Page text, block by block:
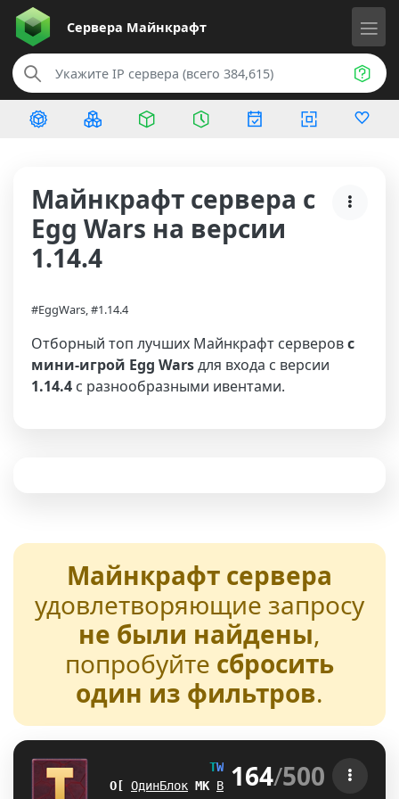
Сервера Майнкрафт
Майнкрафт сервера с
Egg Wars на версии
1.14.4
#EggWars, #1.14.4
Отборный топ лучших Майнкрафт серверовс
мини-игрой Egg Warsдля входа с версии
1.14.4 с разнообразными ивентами.
Майнкрафт сервера
удовлетворяющие запросу
не были найдены,
попробуйте сбросить
один из фильтров.
TW NT UR E
[1.21-26.2]
JR ОдинБлок \V Выживание QE БедВарс
164/500